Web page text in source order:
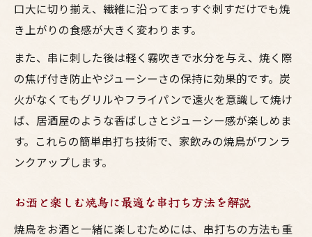
口大に切り揃え、繊維に沿ってまっすぐ刺すだけでも焼
き上がりの食感が大きく変わります。
また、串に刺した後は軽く霧吹きで水分を与え、焼く際
の焦げ付き防止やジューシーさの保持に効果的です。炭
火がなくてもグリルやフライパンで遠火を意識して焼け
ば、居酒屋のような香ばしさとジューシー感が楽しめま
す。これらの簡単串打ち技術で、家飲みの焼鳥がワンラ
ンクアップします。
お酒と楽しむ焼鳥に最適な串打ち方法を解説
焼鳥をお酒と一緒に楽しむためには、串打ちの方法も重